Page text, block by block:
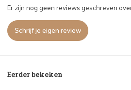
Er zijn nog geen reviews geschreven
Schrijf je eigen review
Eerder bekeken